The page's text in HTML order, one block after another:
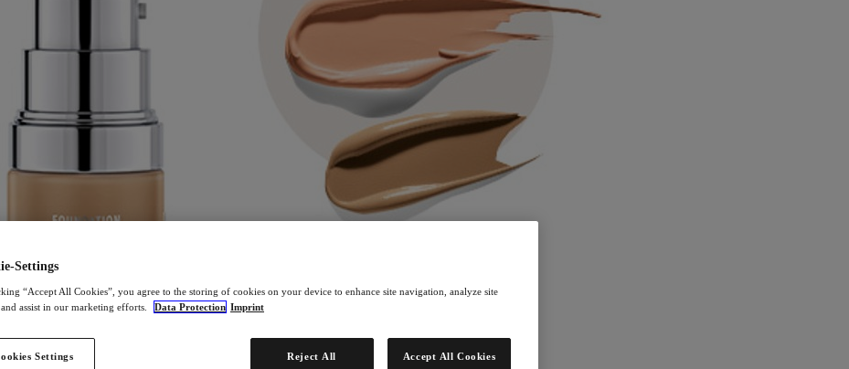
Settings
“Accept All Cookies”, you agree to the storing of cookies on your device to enhance site navigation, analyze site
and assist in our marketing efforts.
Data Protection Imprint
Settings Reject All Accept All Cookies